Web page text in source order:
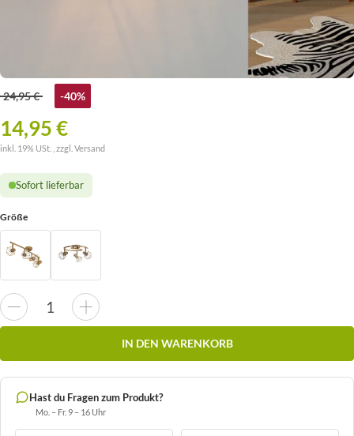
24,95 € -40%
14,95 €
inkl. 19% USt. , zzgl. Versand
Sofort lieferbar
Größe
IN DEN WARENKORB
Hast du Fragen zum Produkt?
Mo. – Fr. 9 – 16 Uhr